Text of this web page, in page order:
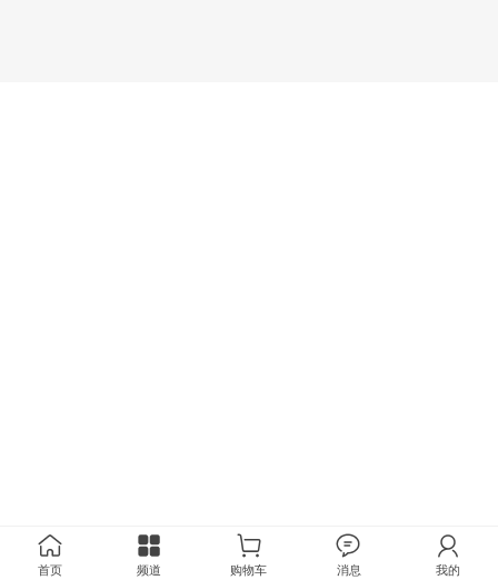
首页 频道 购物车 消息 我的